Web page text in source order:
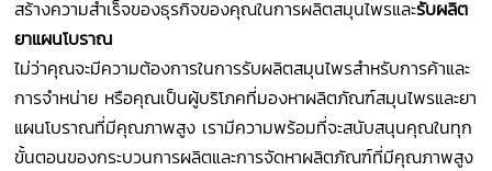
สร้างความสำเร็จของธุรกิจของคุณในการผลิตสมุนไพรและรับผลิต
ยาแผนโบราณ
ไม่ว่าคุณจะมีความต้องการในการรับผลิตสมุนไพรสำหรับการค้าและ
การจำหน่าย หรือคุณเป็นผู้บริโภคที่มองหาผลิตภัณฑ์สมุนไพรและยา
แผนโบราณที่มีคุณภาพสูง เรามีความพร้อมที่จะสนับสนุนคุณในทุก
ขั้นตอนของกระบวนการผลิตและการจัดหาผลิตภัณฑ์ที่มีคุณภาพสูง